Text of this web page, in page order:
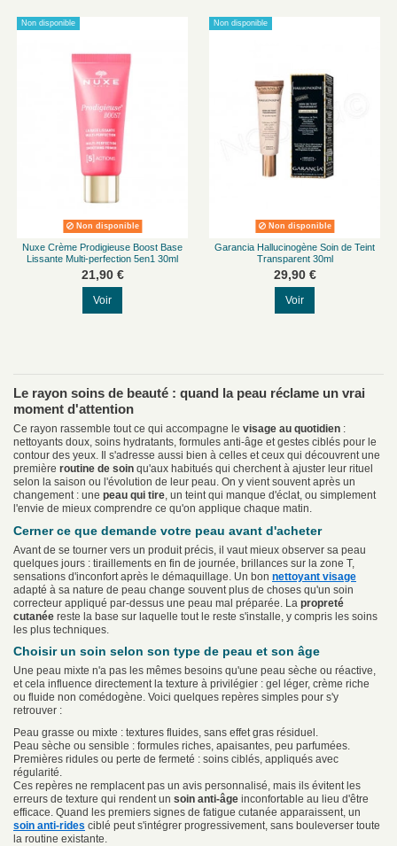
Non disponible
Non disponible
Nuxe Crème Prodigieuse Boost Base
Lissante Multi-perfection 5en1 30ml
21,90 €
Voir
Non disponible
Non disponible
Garancia Hallucinogène Soin de Teint
Transparent 30ml
29,90 €
Voir
Le rayon soins de beauté : quand la peau réclame un vrai
moment d'attention
Ce rayon rassemble tout ce qui accompagne le visage au quotidien :
nettoyants doux, soins hydratants, formules anti-âge et gestes ciblés pour le
contour des yeux. Il s'adresse aussi bien à celles et ceux qui découvrent une
première routine de soin qu'aux habitués qui cherchent à ajuster leur rituel
selon la saison ou l'évolution de leur peau. On y vient souvent après un
changement : une peau qui tire, un teint qui manque d'éclat, ou simplement
l'envie de mieux comprendre ce qu'on applique chaque matin.
Cerner ce que demande votre peau avant d'acheter
Avant de se tourner vers un produit précis, il vaut mieux observer sa peau
quelques jours : tiraillements en fin de journée, brillances sur la zone T,
sensations d'inconfort après le démaquillage. Un bon nettoyant visage
adapté à sa nature de peau change souvent plus de choses qu'un soin
correcteur appliqué par-dessus une peau mal préparée. La propreté
cutanée reste la base sur laquelle tout le reste s'installe, y compris les soins
les plus techniques.
Choisir un soin selon son type de peau et son âge
Une peau mixte n'a pas les mêmes besoins qu'une peau sèche ou réactive,
et cela influence directement la texture à privilégier : gel léger, crème riche
ou fluide non comédogène. Voici quelques repères simples pour s'y
retrouver :
Peau grasse ou mixte : textures fluides, sans effet gras résiduel.
Peau sèche ou sensible : formules riches, apaisantes, peu parfumées.
Premières ridules ou perte de fermeté : soins ciblés, appliqués avec
régularité.
Ces repères ne remplacent pas un avis personnalisé, mais ils évitent les
erreurs de texture qui rendent un soin anti-âge inconfortable au lieu d'être
efficace. Quand les premiers signes de fatigue cutanée apparaissent, un
soin anti-rides ciblé peut s'intégrer progressivement, sans bouleverser toute
la routine existante.